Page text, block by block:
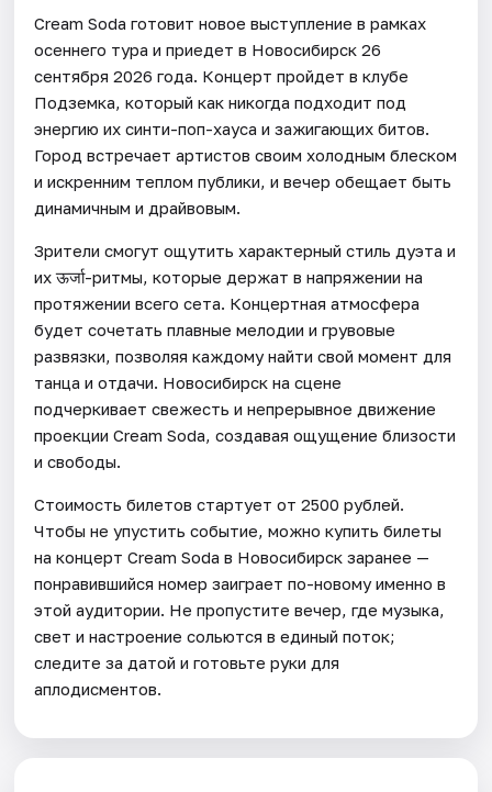
Cream Soda готовит новое выступление в рамках
осеннего тура и приедет в Новосибирск 26
сентября 2026 года. Концерт пройдет в клубе
Подземка, который как никогда подходит под
энергию их синти-поп-хауса и зажигающих битов.
Город встречает артистов своим холодным блеском
и искренним теплом публики, и вечер обещает быть
динамичным и драйвовым.
Зрители смогут ощутить характерный стиль дуэта и
их ऊर्जा-ритмы, которые держат в напряжении на
протяжении всего сета. Концертная атмосфера
будет сочетать плавные мелодии и грувовые
развязки, позволяя каждому найти свой момент для
танца и отдачи. Новосибирск на сцене
подчеркивает свежесть и непрерывное движение
проекции Cream Soda, создавая ощущение близости
и свободы.
Стоимость билетов стартует от 2500 рублей.
Чтобы не упустить событие, можно купить билеты
на концерт Cream Soda в Новосибирск заранее —
понравившийся номер заиграет по-новому именно в
этой аудитории. Не пропустите вечер, где музыка,
свет и настроение сольются в единый поток;
следите за датой и готовьте руки для
аплодисментов.